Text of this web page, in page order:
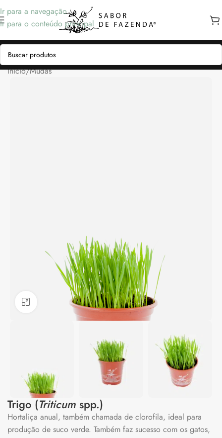
Ir para a navegação
Ir para o conteúdo principal
Início/Mudas
Clique para ampliar
Trigo (Triticum spp.)
Hortaliça anual, também chamada de clorofila, ideal para
produção de suco verde. Também faz sucesso com os gatos,